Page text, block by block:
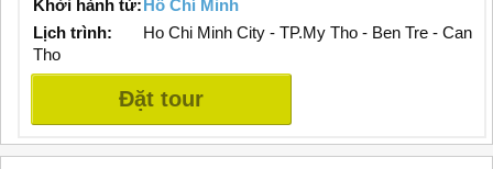
Khởi hành từ:Hồ Chí Minh
Lịch trình:
Ho Chi Minh City - TP.My Tho - Ben Tre - Can
Tho
Đặt tour